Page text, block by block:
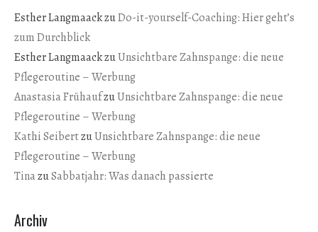
Esther LangmaackzuDo-it-yourself-Coaching: Hier geht’s
zum Durchblick
Esther LangmaackzuUnsichtbare Zahnspange: die neue
Pflegeroutine – Werbung
Anastasia FrühaufzuUnsichtbare Zahnspange: die neue
Pflegeroutine – Werbung
Kathi SeibertzuUnsichtbare Zahnspange: die neue
Pflegeroutine – Werbung
TinazuSabbatjahr: Was danach passierte
Archiv